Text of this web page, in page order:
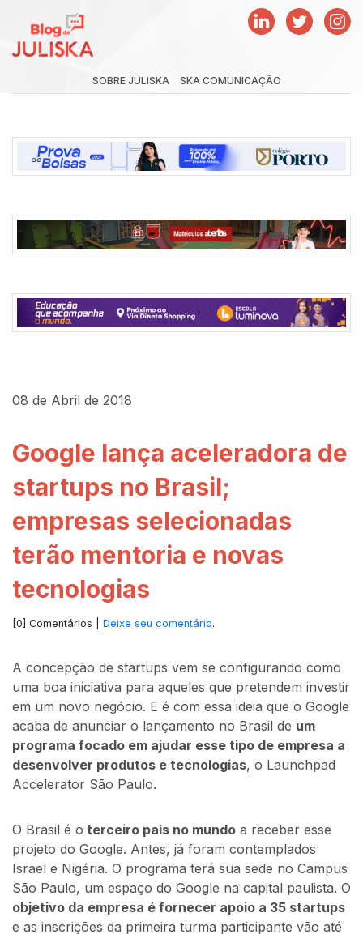
SOBRE JULISKA SKA COMUNICAÇÃO
08 de Abril de 2018
Google lança aceleradora de
startups no Brasil;
empresas selecionadas
terão mentoria e novas
tecnologias
[0] Comentários | Deixe seu comentário.
A concepção de startups vem se configurando como
uma boa iniciativa para aqueles que pretendem investir
em um novo negócio. E é com essa ideia que o Google
acaba de anunciar o lançamento no Brasil de um
programa focado em ajudar esse tipo de empresa a
desenvolver produtos e tecnologias, o Launchpad
Accelerator São Paulo.
O Brasil é o terceiro país no mundo a receber esse
projeto do Google. Antes, já foram contemplados
Israel e Nigéria. O programa terá sua sede no Campus
São Paulo, um espaço do Google na capital paulista. O
objetivo da empresa é fornecer apoio a 35 startups
e as inscrições da primeira turma participante vão até